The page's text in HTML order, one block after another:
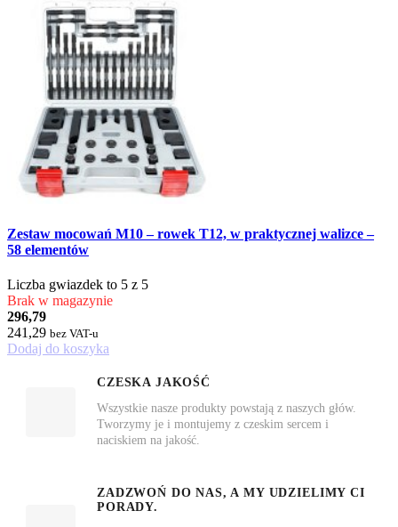
Zestaw mocowań M10 – rowek T12, w praktycznej walizce –
58 elementów
Liczba gwiazdek to 5 z 5
Brak w magazynie
296,79
241,29 bez VAT-u
Dodaj do koszyka
CZESKA JAKOŚĆ
Wszystkie nasze produkty powstają z naszych głów.
Tworzymy je i montujemy z czeskim sercem i
naciskiem na jakość.
ZADZWOŃ DO NAS, A MY UDZIELIMY CI
PORADY.